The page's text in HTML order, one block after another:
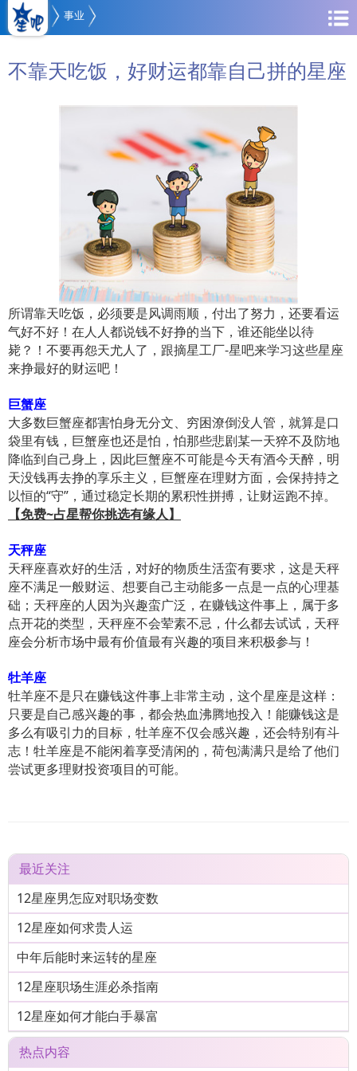
事业
不靠天吃饭，好财运都靠自己拼的星座
所谓靠天吃饭，必须要是风调雨顺，付出了努力，还要看运
气好不好！在人人都说钱不好挣的当下，谁还能坐以待
毙？！不要再怨天尤人了，跟摘星工厂-星吧来学习这些星座
来挣最好的财运吧！
巨蟹座
大多数巨蟹座都害怕身无分文、穷困潦倒没人管，就算是口
袋里有钱，巨蟹座也还是怕，怕那些悲剧某一天猝不及防地
降临到自己身上，因此巨蟹座不可能是今天有酒今天醉，明
天没钱再去挣的享乐主义，巨蟹座在理财方面，会保持持之
以恒的“守”，通过稳定长期的累积性拼搏，让财运跑不掉。
【免费~占星帮你挑选有缘人】
天秤座
天秤座喜欢好的生活，对好的物质生活蛮有要求，这是天秤
座不满足一般财运、想要自己主动能多一点是一点的心理基
础；天秤座的人因为兴趣蛮广泛，在赚钱这件事上，属于多
点开花的类型，天秤座不会荤素不忌，什么都去试试，天秤
座会分析市场中最有价值最有兴趣的项目来积极参与！
牡羊座
牡羊座不是只在赚钱这件事上非常主动，这个星座是这样：
只要是自己感兴趣的事，都会热血沸腾地投入！能赚钱这是
多么有吸引力的目标，牡羊座不仅会感兴趣，还会特别有斗
志！牡羊座是不能闲着享受清闲的，荷包满满只是给了他们
尝试更多理财投资项目的可能。
最近关注
12星座男怎应对职场变数
12星座如何求贵人运
中年后能时来运转的星座
12星座职场生涯必杀指南
12星座如何才能白手暴富
热点内容